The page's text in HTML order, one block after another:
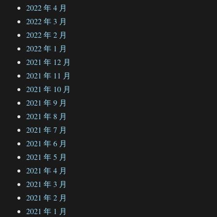
2022 年 4 月
2022 年 3 月
2022 年 2 月
2022 年 1 月
2021 年 12 月
2021 年 11 月
2021 年 10 月
2021 年 9 月
2021 年 8 月
2021 年 7 月
2021 年 6 月
2021 年 5 月
2021 年 4 月
2021 年 3 月
2021 年 2 月
2021 年 1 月